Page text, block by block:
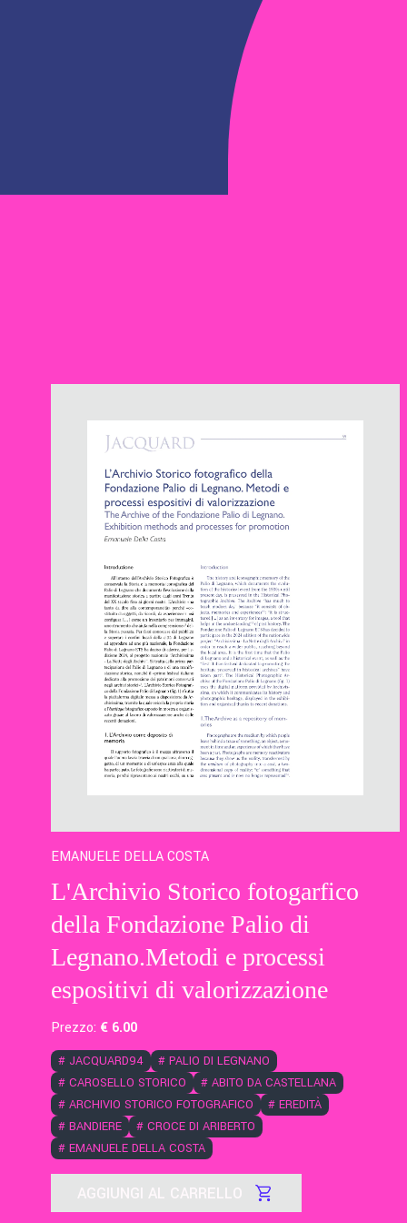
EMANUELE DELLA COSTA
L'Archivio Storico fotogarfico
della Fondazione Palio di
Legnano.Metodi e processi
espositivi di valorizzazione
Prezzo: € 6.00
# JACQUARD94 # PALIO DI LEGNANO
# CAROSELLO STORICO # ABITO DA CASTELLANA
# ARCHIVIO STORICO FOTOGRAFICO # EREDITÀ
# BANDIERE # CROCE DI ARIBERTO
# EMANUELE DELLA COSTA
AGGIUNGI AL CARRELLO